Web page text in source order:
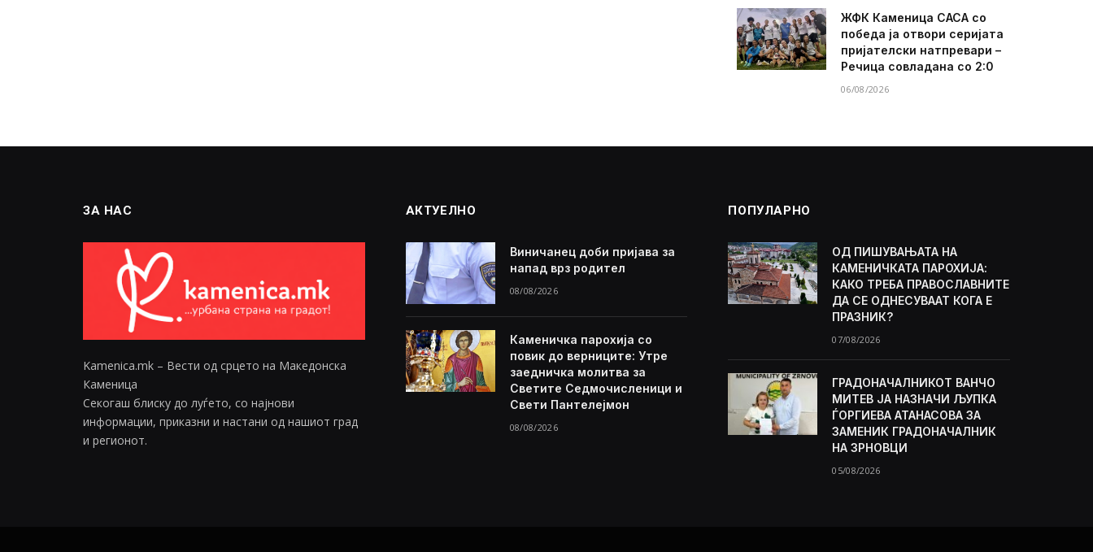
ЖФК Каменица САСА со
победа ја отвори серијата
пријателски натпревари –
Речица совладана со 2:0
06/08/2026
ЗА НАС
Kamenica.mk – Вести од срцето на Македонска
Каменица
Секогаш блиску до луѓето, со најнови
информации, приказни и настани од нашиот град
и регионот.
АКТУЕЛНО
Виничанец доби пријава за
напад врз родител
08/08/2026
Каменичка парохија со
повик до верниците: Утре
заедничка молитва за
Светите Седмочисленици и
Свети Пантелејмон
08/08/2026
ПОПУЛАРНО
ОД ПИШУВАЊАТА НА
КАМЕНИЧКАТА ПАРОХИЈА:
КАКО ТРЕБА ПРАВОСЛАВНИТЕ
ДА СЕ ОДНЕСУВААТ КОГА Е
ПРАЗНИК?
07/08/2026
ГРАДОНАЧАЛНИКОТ ВАНЧО
МИТЕВ ЈА НАЗНАЧИ ЉУПКА
ЃОРГИЕВА АТАНАСОВА ЗА
ЗАМЕНИК ГРАДОНАЧАЛНИК
НА ЗРНОВЦИ
05/08/2026